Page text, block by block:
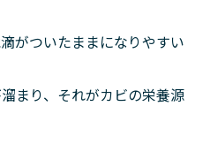
がついたままになりやすい
まり、それがカビの栄養源